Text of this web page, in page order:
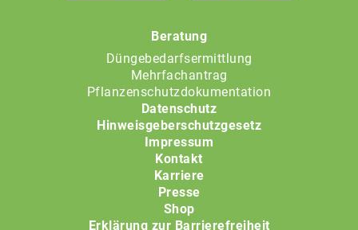
Beratung
Düngebedarfsermittlung
Mehrfachantrag
Pflanzenschutzdokumentation
Datenschutz
Hinweisgeberschutzgesetz
Impressum
Kontakt
Karriere
Presse
Shop
Erklärung zur Barrierefreiheit